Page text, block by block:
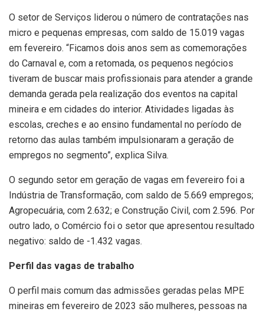
O setor de Serviços liderou o número de contratações nas
micro e pequenas empresas, com saldo de 15.019 vagas
em fevereiro. “Ficamos dois anos sem as comemorações
do Carnaval e, com a retomada, os pequenos negócios
tiveram de buscar mais profissionais para atender a grande
demanda gerada pela realização dos eventos na capital
mineira e em cidades do interior. Atividades ligadas às
escolas, creches e ao ensino fundamental no período de
retorno das aulas também impulsionaram a geração de
empregos no segmento”, explica Silva.
O segundo setor em geração de vagas em fevereiro foi a
Indústria de Transformação, com saldo de 5.669 empregos;
Agropecuária, com 2.632; e Construção Civil, com 2.596. Por
outro lado, o Comércio foi o setor que apresentou resultado
negativo: saldo de -1.432 vagas.
Perfil das vagas de trabalho
O perfil mais comum das admissões geradas pelas MPE
mineiras em fevereiro de 2023 são mulheres, pessoas na